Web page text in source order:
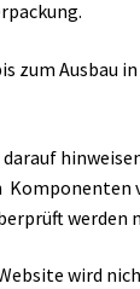
zum Ausbau
werden
wird